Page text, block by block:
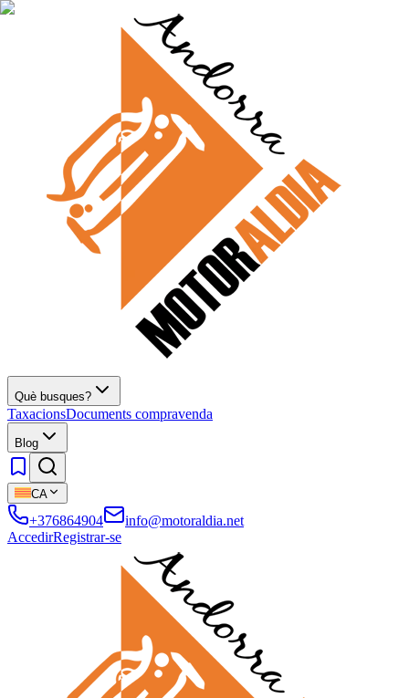
Què busques?
TaxacionsDocuments compravenda
Blog
CA
+376864904
info@motoraldia.net
AccedirRegistrar-se